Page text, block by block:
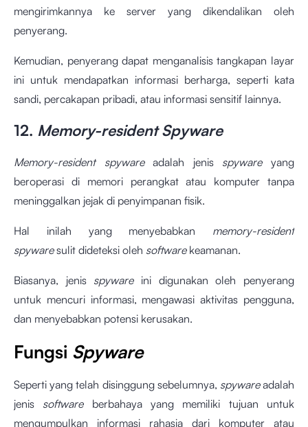
mengirimkannya ke server yang dikendalikan oleh
penyerang.
Kemudian, penyerang dapat menganalisis tangkapan layar
ini untuk mendapatkan informasi berharga, seperti kata
sandi, percakapan pribadi, atau informasi sensitif lainnya.
12. Memory-resident Spyware
Memory-resident spywareadalah jenis spywareyang
beroperasi di memori perangkat atau komputer tanpa
meninggalkan jejak di penyimpanan fisik.
Hal inilah yang menyebabkan memory-resident
spywaresulit dideteksi oleh software keamanan.
Biasanya, jenis spyware ini digunakan oleh penyerang
untuk mencuri informasi, mengawasi aktivitas pengguna,
dan menyebabkan potensi kerusakan.
Fungsi Spyware
Seperti yang telah disinggung sebelumnya, spywareadalah
jenis softwareberbahaya yang memiliki tujuan untuk
mengumpulkan informasi rahasia dari komputer atau